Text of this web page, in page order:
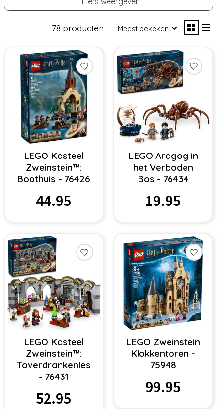
78 producten Meest bekeken
LEGO Kasteel
Zweinstein™:
Boothuis - 76426
44.95
LEGO Aragog in
het Verboden
Bos - 76434
19.95
LEGO Kasteel
Zweinstein™:
Toverdrankenles
- 76431
52.95
LEGO Zweinstein
Klokkentoren -
75948
99.95